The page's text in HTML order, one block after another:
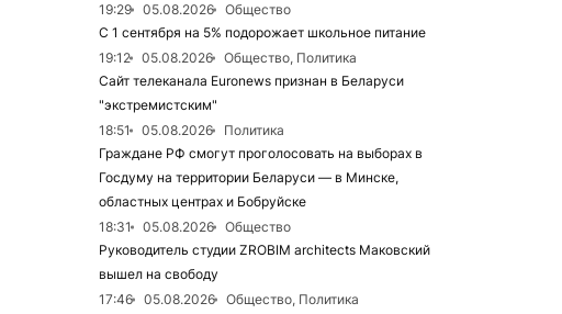
19:29
05.08.2026
Общество
С 1 сентября на 5% подорожает школьное питание
19:12
05.08.2026
Общество, Политика
Сайт телеканала Euronews признан в Беларуси
"экстремистским"
18:51
05.08.2026
Политика
Граждане РФ смогут проголосовать на выборах в
Госдуму на территории Беларуси — в Минске,
областных центрах и Бобруйске
18:31
05.08.2026
Общество
Руководитель студии ZROBIM architects Маковский
вышел на свободу
17:46
05.08.2026
Общество, Политика